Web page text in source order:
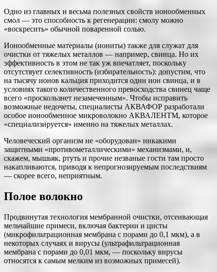
Одно из главных и весьма полезных свойств ионообменных
смол — это способность к регенерации: смолу можно
«воскресить» обычной поваренной солью.
Ионообменные материалы (иониты) также для служат для
очистки от тяжелых металлов — например, свинца. Но их
эффективность в этом не так уж впечатляет, поскольку
отсутствует селективность (избирательность): допустим, что
на тысячу ионов кальция приходится один ион свинца, и в
условиях такого количественного превосходства свинец чаще
всего «проскользнет незамеченным». Чтобы исправить
возможные недочеты, специалисты АКВАФОР разработали
особое ионообменное микроволокно АКВАЛЕНТМ, которое
«специализируется» именно на тяжелых металлах.
Человеческий организм не «оборудован» никакими
защитными «противометаллическими» механизмами, и,
скажем, мышьяк, ртуть и прочие незваные гости там просто
накапливаются, приводя к непрогнозируемым последствиям
— скорее всего, неприятным.
Полое волокно
Продвинутая технология мембранной очистки, отсеивающая
мельчайшие примеси, включая бактерии и цисты
(микрофильтрационная мембрана с порами до 0,1 мкм), а в
некоторых случаях и вирусы (ультрафильтрационная
мембрана с порами до 0,01 мкм, — поскольку вирусы
относятся к самым мелким из возможных примесей).